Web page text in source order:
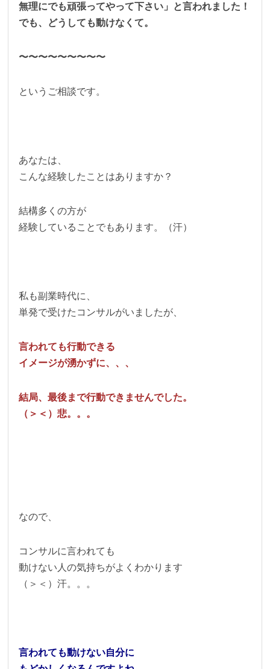
無理にでも頑張ってやって下さい」と言われました！
でも、どうしても動けなくて。
〜〜〜〜〜〜〜〜〜
というご相談です。
あなたは、
こんな経験したことはありますか？
結構多くの方が
経験していることでもあります。（汗）
私も副業時代に、
単発で受けたコンサルがいましたが、
言われても行動できる
イメージが湧かずに、、、
結局、最後まで行動できませんでした。
（＞＜）悲。。。
なので、
コンサルに言われても
動けない人の気持ちがよくわかります
（＞＜）汗。。。
言われても動けない自分に